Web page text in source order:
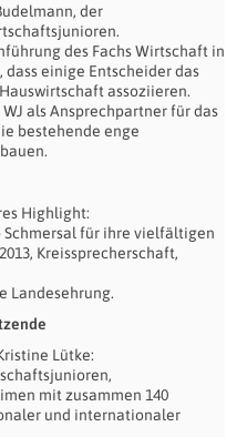
der
des Fachs Wirtschaft in
dass einige Entscheider das
assoziieren.
als Ansprechpartner für das
bestehende enge
Highlight:
Schmersal für ihre vielfältigen
Kreissprecherschaft,
Landesehrung.
Lütke:
mit zusammen 140
und internationaler